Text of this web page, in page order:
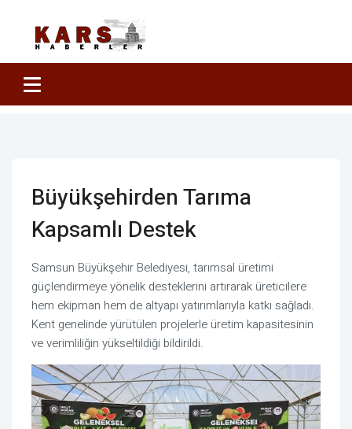
Büyükşehirden Tarıma
Kapsamlı Destek
Samsun Büyükşehir Belediyesi, tarımsal üretimi
güçlendirmeye yönelik desteklerini artırarak üreticilere
hem ekipman hem de altyapı yatırımlarıyla katkı sağladı.
Kent genelinde yürütülen projelerle üretim kapasitesinin
ve verimliliğin yükseltildiği bildirildi.